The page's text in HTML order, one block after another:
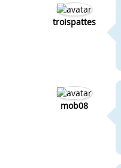
troispattes
mob08